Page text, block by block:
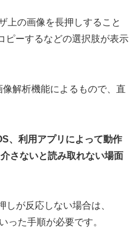
上の画像を長押しすること
ピーするなどの選択肢が表示
解析機能によるもので、直
、利用アプリによって動作
さないと読み取れない場面
が反応しない場合は、
った手順が必要です。